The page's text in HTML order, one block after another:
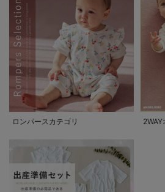
ロンパースカテゴリ